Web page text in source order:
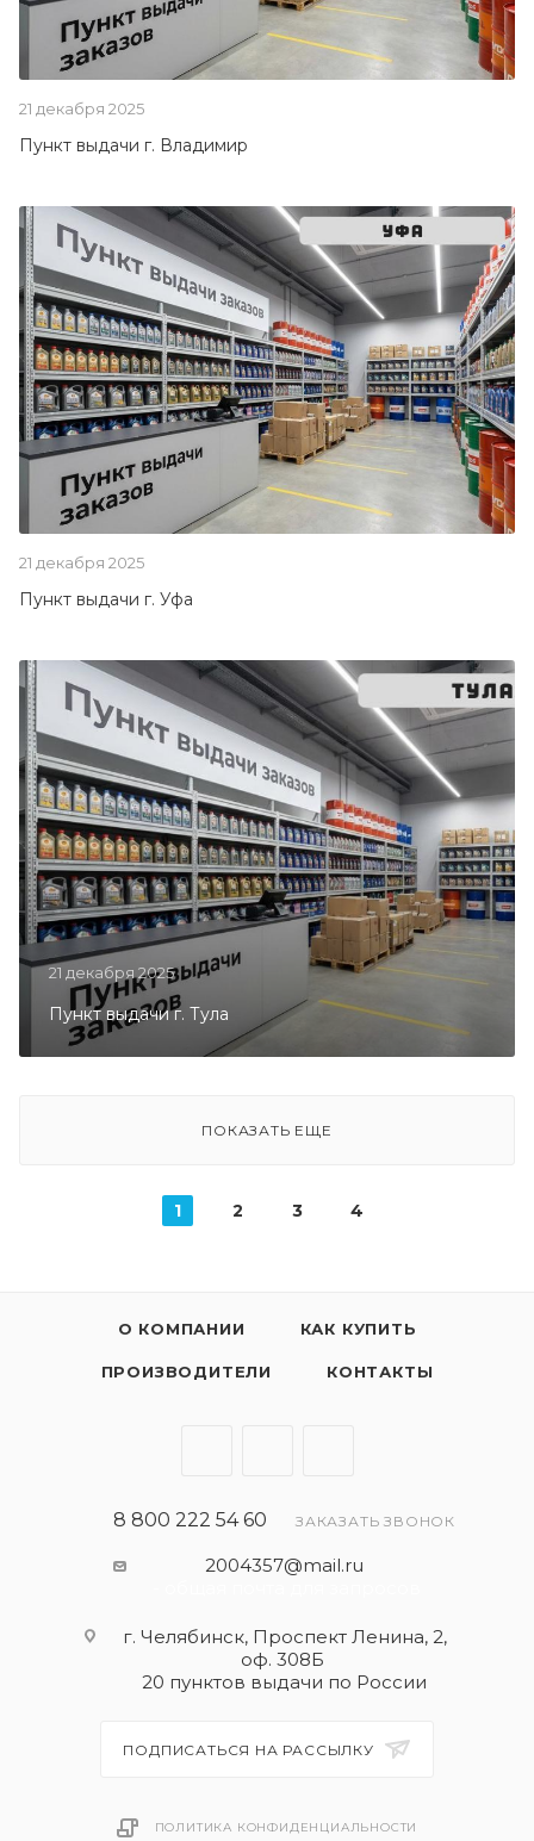
21 декабря 2025
Пункт выдачи г. Владимир
21 декабря 2025
Пункт выдачи г. Уфа
21 декабря 2025
Пункт выдачи г. Тула
ПОКАЗАТЬ ЕЩЕ
1 2 3 4
О КОМПАНИИ КАК КУПИТЬ
ПРОИЗВОДИТЕЛИ КОНТАКТЫ
8 800 222 54 60 ЗАКАЗАТЬ ЗВОНОК
2004357@mail.ru
г. Челябинск, Проспект Ленина, 2,
оф. 308Б
20 пунктов выдачи по России
ПОДПИСАТЬСЯ НА РАССЫЛКУ
ПОЛИТИКА КОНФИДЕНЦИАЛЬНОСТИ